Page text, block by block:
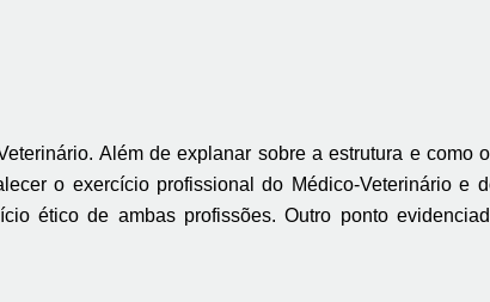
Além de explanar sobre a estrutura e como
o exercício profissional do Médico-Veterinário e
ético de ambas profissões. Outro ponto